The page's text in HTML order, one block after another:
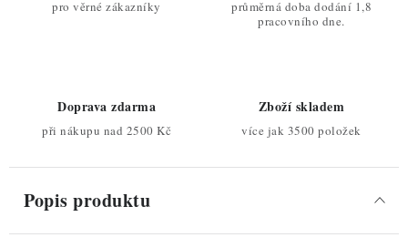
pro věrné zákazníky
průměrná doba dodání 1,8
pracovního dne.
Doprava zdarma
při nákupu nad 2500 Kč
Zboží skladem
více jak 3500 položek
Popis produktu